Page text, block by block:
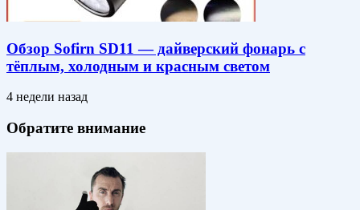
Обзор Sofirn SD11 — дайверский фонарь с
тёплым, холодным и красным светом
4 недели назад
Обратите внимание